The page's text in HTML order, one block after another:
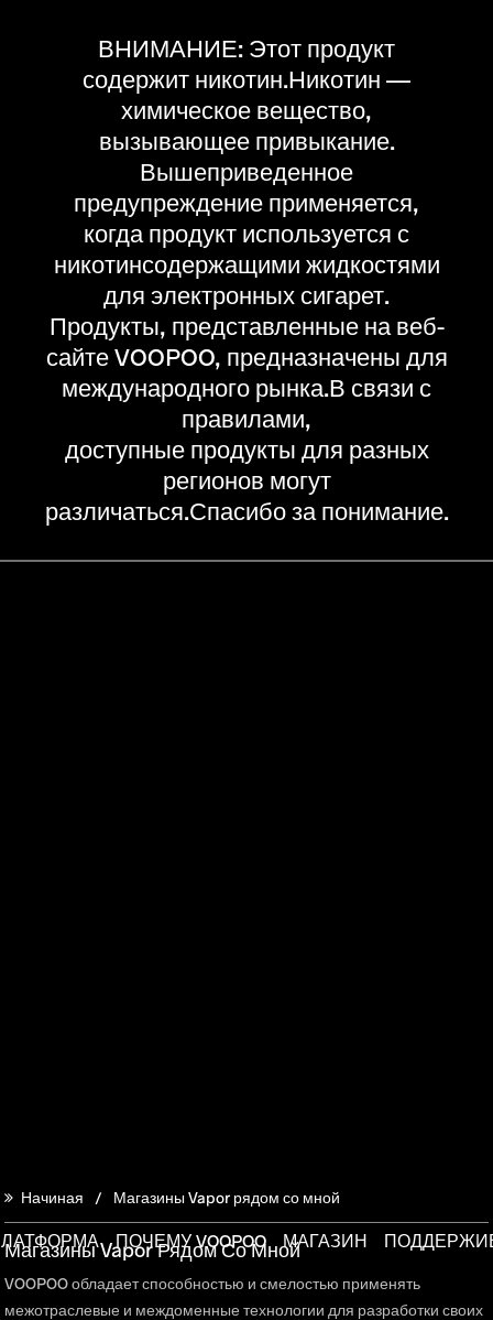
ВНИМАНИЕ: Этот продукт
содержит никотин.Никотин —
химическое вещество,
вызывающее привыкание.
Вышеприведенное
предупреждение применяется,
когда продукт используется с
никотинсодержащими жидкостями
для электронных сигарет.
Продукты, представленные на веб-
сайте VOOPOO, предназначены для
международного рынка.В связи с
правилами,
доступные продукты для разных
регионов могут
различаться.Спасибо за понимание.
ПОЧЕМУ VOOPOO МАГАЗИН
Начиная Магазины Vapor рядом со мной
Магазины Vapor Рядом Со Мной
VOOPOO обладает способностью и смелостью применять
межотраслевые и междоменные технологии для разработки своих